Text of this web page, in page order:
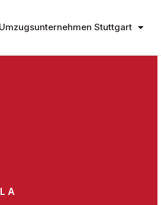
Umzugsunternehmen Stuttgart